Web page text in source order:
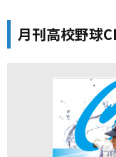
月刊高校野球